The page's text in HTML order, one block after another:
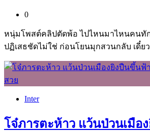
0
หนุ่มโพสต์คลิปตัดพ้อ ไปไหนมาไหนคนทั
ปฏิเสธชัดไม่ใช่ ก่อนโยนมุกสวนกลับ เดี๋ย
Inter
โจ๋ภารตะห้าว แว้นป่วนเมือ